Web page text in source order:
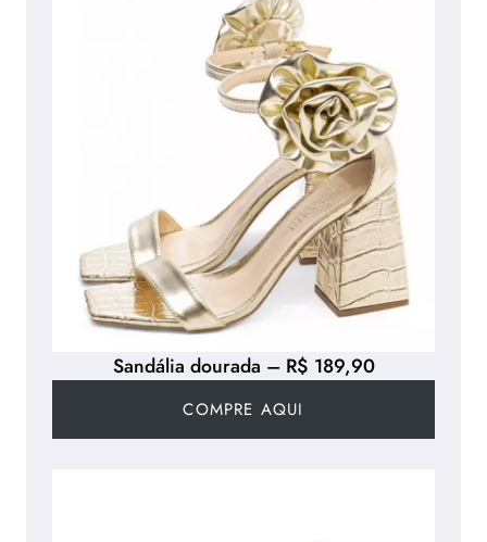
Sandália dourada – R$ 189,90
COMPRE AQUI